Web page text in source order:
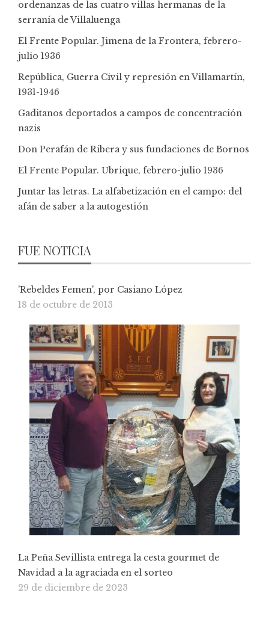
ordenanzas de las cuatro villas hermanas de la
serranía de Villaluenga
El Frente Popular. Jimena de la Frontera, febrero-
julio 1936
República, Guerra Civil y represión en Villamartín,
1931-1946
Gaditanos deportados a campos de concentración
nazis
Don Perafán de Ribera y sus fundaciones de Bornos
El Frente Popular. Ubrique, febrero-julio 1936
Juntar las letras. La alfabetización en el campo: del
afán de saber a la autogestión
FUE NOTICIA
'Rebeldes Femen', por Casiano López
18 de octubre de 2013
La Peña Sevillista entrega la cesta gourmet de
Navidad a la agraciada en el sorteo
29 de diciembre de 2023